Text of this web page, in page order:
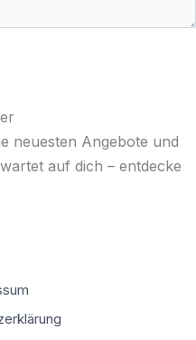
neuesten Angebote und
auf dich – entdecke